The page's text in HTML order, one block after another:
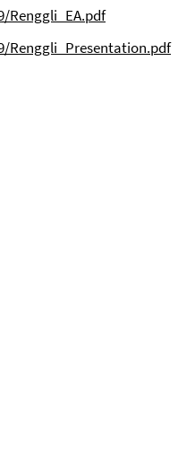
Renggli_EA.pdf
Renggli_Presentation.pdf